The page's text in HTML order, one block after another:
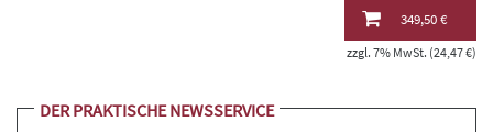
349,50 €
zzgl. 7% MwSt. (24,47 €)
DER PRAKTISCHE NEWSSERVICE